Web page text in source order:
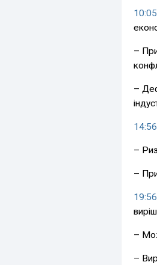
10:05
–
–
14:56
–
–
19:56
–
–